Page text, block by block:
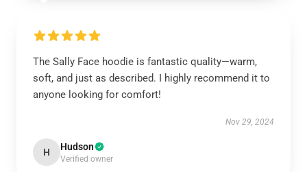
The Sally Face hoodie is fantastic quality—warm,
soft, and just as described. I highly recommend it to
anyone looking for comfort!
Nov 29, 2024
H Hudson
Verified owner